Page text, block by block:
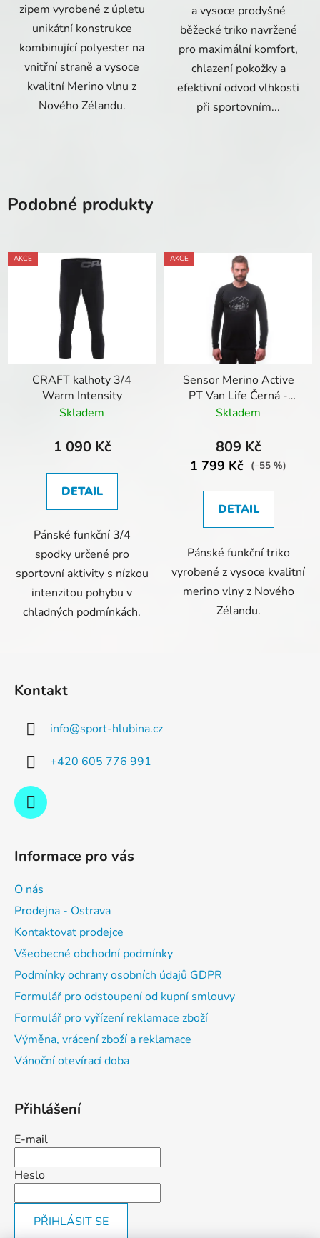
zipem vyrobené z úpletu
unikátní konstrukce
kombinující polyester na
vnitřní straně a vysoce
kvalitní Merino vlnu z
Nového Zélandu.
a vysoce prodyšné
běžecké triko navržené
pro maximální komfort,
chlazení pokožky a
efektivní odvod vlhkosti
při sportovním...
Podobné produkty
AKCE
CRAFT kalhoty 3/4
Warm Intensity
Skladem
1 090 Kč
DETAIL
Pánské funkční 3/4
spodky určené pro
sportovní aktivity s nízkou
intenzitou pohybu v
chladných podmínkách.
AKCE
Sensor Merino Active
PT Van Life Černá -
Pánské triko
Skladem
809 Kč
1 799 Kč (–55 %)
DETAIL
Pánské funkční triko
vyrobené z vysoce kvalitní
merino vlny z Nového
Zélandu.
Kontakt
info@sport-hlubina.cz
+420 605 776 991
Informace pro vás
O nás
Prodejna - Ostrava
Kontaktovat prodejce
Všeobecné obchodní podmínky
Podmínky ochrany osobních údajů GDPR
Formulář pro odstoupení od kupní smlouvy
Formulář pro vyřízení reklamace zboží
Výměna, vrácení zboží a reklamace
Vánoční otevírací doba
Přihlášení
E-mail
Heslo
PŘIHLÁSIT SE